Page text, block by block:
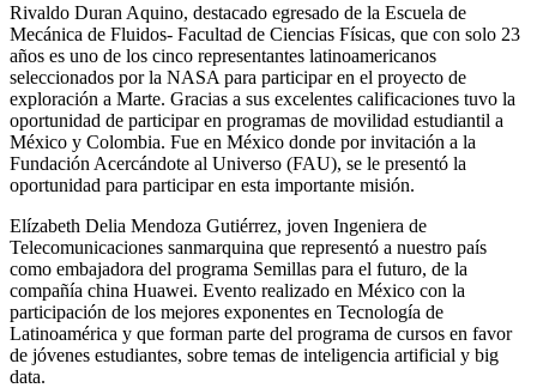
Rivaldo Duran Aquino, destacado egresado de la Escuela de
Mecánica de Fluidos- Facultad de Ciencias Físicas, que con solo 23
años es uno de los cinco representantes latinoamericanos
seleccionados por la NASA para participar en el proyecto de
exploración a Marte. Gracias a sus excelentes calificaciones tuvo la
oportunidad de participar en programas de movilidad estudiantil a
México y Colombia. Fue en México donde por invitación a la
Fundación Acercándote al Universo (FAU), se le presentó la
oportunidad para participar en esta importante misión.
Elízabeth Delia Mendoza Gutiérrez, joven Ingeniera de
Telecomunicaciones sanmarquina que representó a nuestro país
como embajadora del programa Semillas para el futuro, de la
compañía china Huawei. Evento realizado en México con la
participación de los mejores exponentes en Tecnología de
Latinoamérica y que forman parte del programa de cursos en favor
de jóvenes estudiantes, sobre temas de inteligencia artificial y big
data.